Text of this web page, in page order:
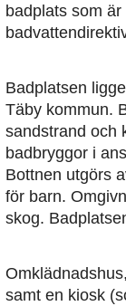
badplats som
Badplatsen
Täby kommun.
sandstrand och
badbryggor i
Bottnen utgörs
för barn.
skog.
samt en kiosk